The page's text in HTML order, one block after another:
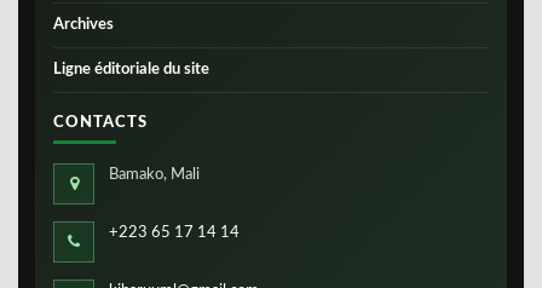
Archives
Ligne éditoriale du site
CONTACTS
Bamako, Mali
+223 65 17 14 14